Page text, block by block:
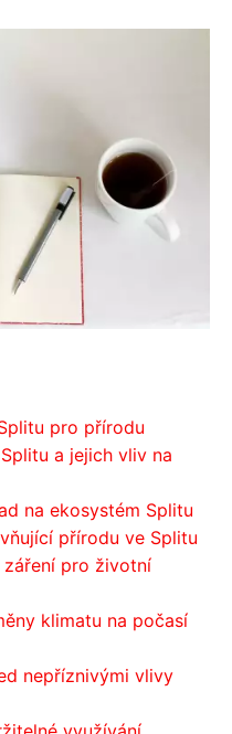
pro přírodu
a jejich vliv na
na ekosystém Splitu
přírodu ve Splitu
záření pro životní
klimatu na počasí
nepříznivými vlivy